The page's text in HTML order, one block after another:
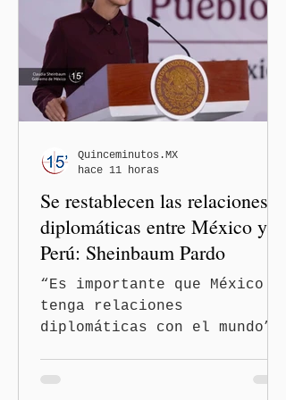
Se restablecen las relaciones
diplomáticas entre México y
Perú: Sheinbaum Pardo
“Es importante que México
tenga relaciones
diplomáticas con el mundo”,
Quinceminutos.MX
hace 11 horas